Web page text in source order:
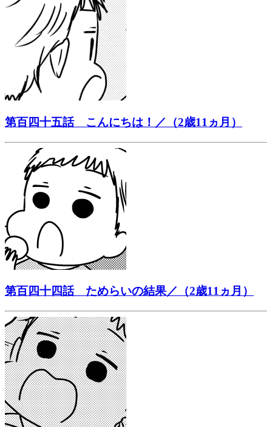
第百四十五話 こんにちは！／（2歳11ヵ月）
第百四十四話 ためらいの結果／（2歳11ヵ月）